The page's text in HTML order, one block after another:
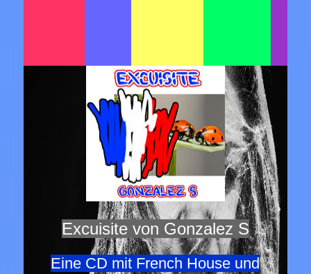
Excuisite von Gonzalez S
Eine CD mit French House und